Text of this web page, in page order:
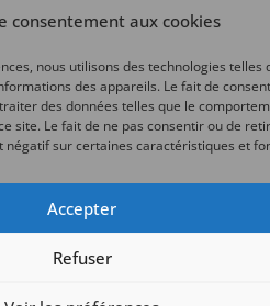
consentement aux cookies
nous utilisons des technologies telles
des appareils. Le fait de
des données telles que le
site. Le fait de ne pas consentir ou de
sur certaines caractéristiques et
Accepter
Refuser